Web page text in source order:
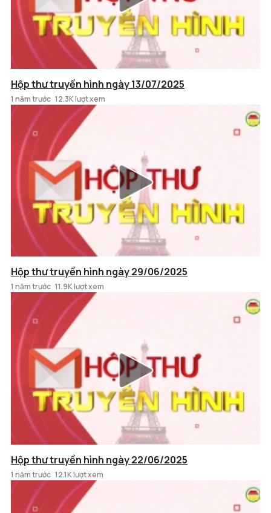
Hộp thư truyền hình ngày 13/07/2025
1 năm trước 12.3K lượt xem
Hộp thư truyền hình ngày 29/06/2025
1 năm trước 11.9K lượt xem
Hộp thư truyền hình ngày 22/06/2025
1 năm trước 12.1K lượt xem